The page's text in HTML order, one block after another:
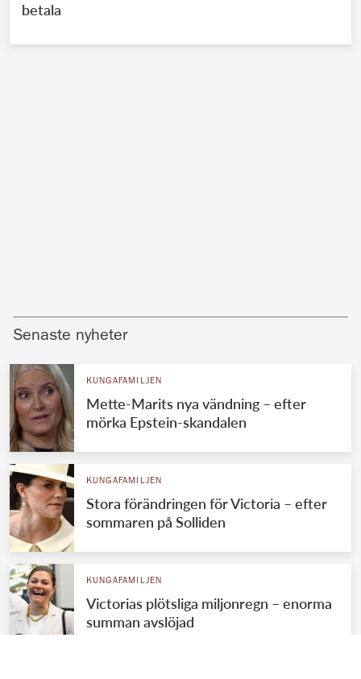
betala
Senaste nyheter
KUNGAFAMILJEN
Mette-Marits nya vändning – efter
mörka Epstein-skandalen
KUNGAFAMILJEN
Stora förändringen för Victoria – efter
sommaren på Solliden
KUNGAFAMILJEN
Victorias plötsliga miljonregn – enorma
summan avslöjad